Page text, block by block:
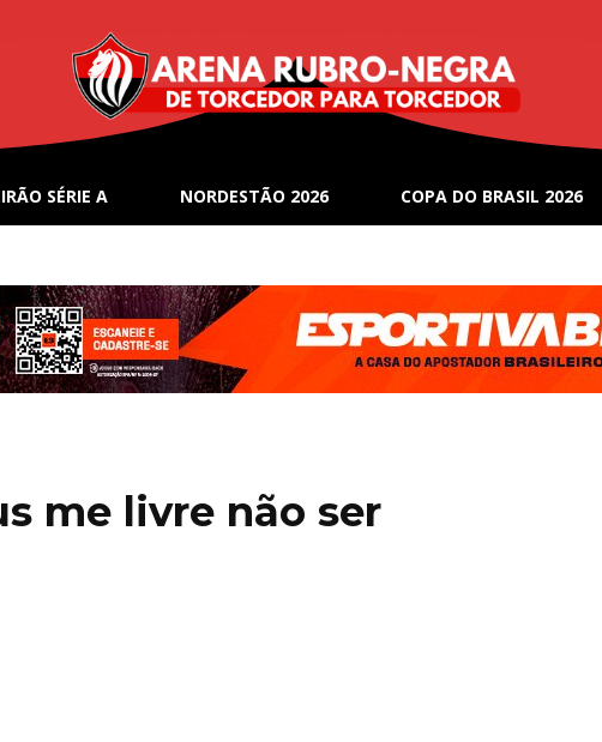
SÉRIE A NORDESTÃO 2026 COPA DO BRASIL 2026
me livre não ser